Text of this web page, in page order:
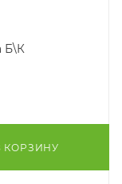
Б\К
КОРЗИНУ